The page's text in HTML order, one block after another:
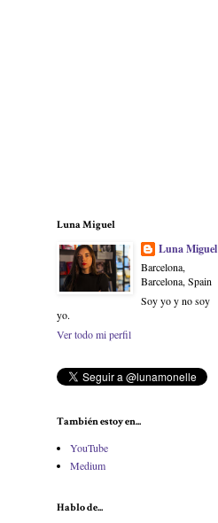
Luna Miguel
Luna Miguel
Barcelona,
Barcelona, Spain
Soy yo y no soy
yo.
Ver todo mi perfil
También estoy en...
YouTube
Medium
Hablo de...